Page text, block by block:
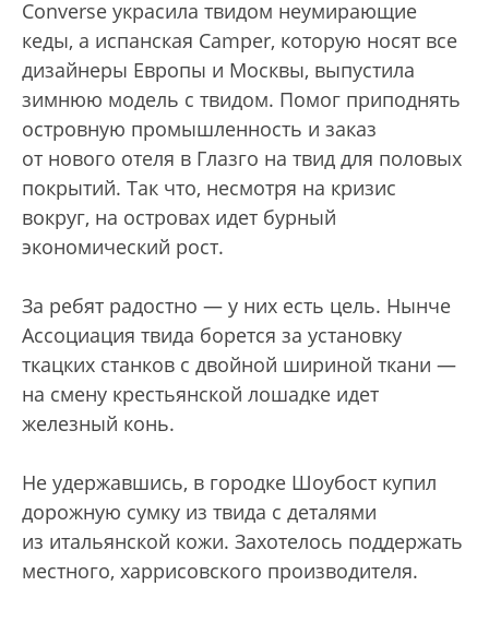
Converse украсила твидом неумирающие
кеды, а испанская Camper, которую носят все
дизайнеры Европы и Москвы, выпустила
зимнюю модель с твидом. Помог приподнять
островную промышленность и заказ
от нового отеля в Глазго на твид для половых
покрытий. Так что, несмотря на кризис
вокруг, на островах идет бурный
экономический рост.
За ребят радостно — у них есть цель. Нынче
Ассоциация твида борется за установку
ткацких станков с двойной шириной ткани —
на смену крестьянской лошадке идет
железный конь.
Не удержавшись, в городке Шоубост купил
дорожную сумку из твида с деталями
из итальянской кожи. Захотелось поддержать
местного, харрисовского производителя.